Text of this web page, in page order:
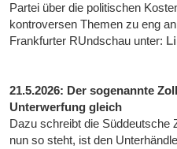
Partei über die politischen
kontroversen Themen zu eng
Frankfurter RUndschau unter:
21.5.2026: Der sogenannte
Unterwerfung gleich
Dazu schreibt die Süddeutsche
nun so steht, ist den